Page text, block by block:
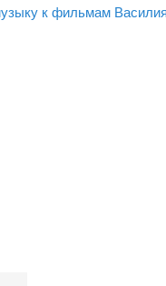
к фильмам